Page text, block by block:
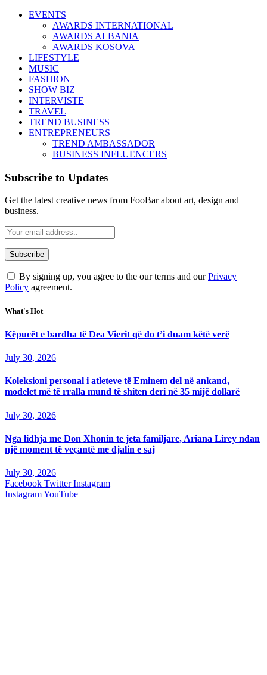
EVENTS
AWARDS INTERNATIONAL
AWARDS ALBANIA
AWARDS KOSOVA
LIFESTYLE
MUSIC
FASHION
SHOW BIZ
INTERVISTE
TRAVEL
TREND BUSINESS
ENTREPRENEURS
TREND AMBASSADOR
BUSINESS INFLUENCERS
Subscribe to Updates
Get the latest creative news from FooBar about art, design and
business.
By signing up, you agree to the our terms and ourPrivacy
Policy agreement.
What's Hot
Këpucët e bardha të Dea Vierit që do t’i duam këtë verë
July 30, 2026
Koleksioni personal i atleteve të Eminem del në ankand,
modelet më të rralla mund të shiten deri në 35 mijë dollarë
July 30, 2026
Nga lidhja me Don Xhonin te jeta familjare, Ariana Lirey ndan
një moment të veçantë me djalin e saj
July 30, 2026
Facebook Twitter Instagram
InstagramYouTube